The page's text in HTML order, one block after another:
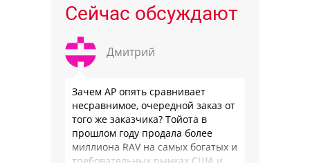
Сейчас обсуждают
Дмитрий
Зачем АР опять сравнивает
несравнимое, очередной заказ от
того же заказчика? Тойота в
прошлом году продала более
миллиона RAV на самых богатых и
требовательных рынках США и